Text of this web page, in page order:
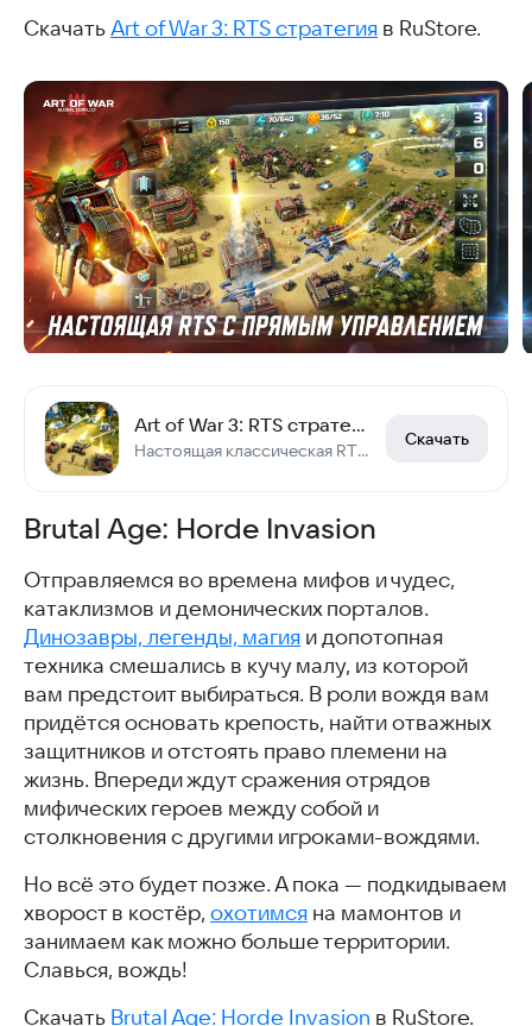
Mobile Legends: Bang Bang
Last Day on Earth: Survival
Striker Zone: Стрелялки по Сети
WORLD of SUBMARINES: Navy PvP
Darkest AFK - РПГ стратегия
Dragon Storm Fantasy
War Legends: RTS стратегия PvP
Заключение
Скачать PvP-игры
Часто задаваемые вопросы
Интересные статьи
Скачать Art of War 3: RTS стратегия в RuStore.
Art of War 3: RTS стратегия
Настоящая классическая RTS. Сражайся онлайн в PvP, PvE, coop!
Скачать
Brutal Age: Horde Invasion
Отправляемся во времена мифов и чудес,
катаклизмов и демонических порталов.
Динозавры, легенды, магия и допотопная
техника смешались в кучу малу, из которой
вам предстоит выбираться. В роли вождя вам
придётся основать крепость, найти отважных
защитников и отстоять право племени на
жизнь. Впереди ждут сражения отрядов
мифических героев между собой и
столкновения с другими игроками-вождями.
Но всё это будет позже. А пока — подкидываем
хворост в костёр, охотимся на мамонтов и
занимаем как можно больше территории.
Славься, вождь!
Скачать Brutal Age: Horde Invasion в RuStore.